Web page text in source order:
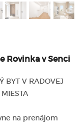
Rovinka v Senci
BYT V RADOVEJ
na prenájom